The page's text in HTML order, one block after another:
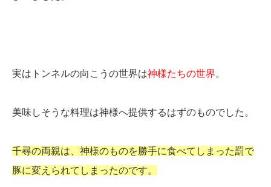
実はトンネルの向こうの世界は神様たちの世界。
美味しそうな料理は神様へ提供するはずのものでした。
千尋の両親は、神様のものを勝手に食べてしまった罰で
豚に変えられてしまったのです。